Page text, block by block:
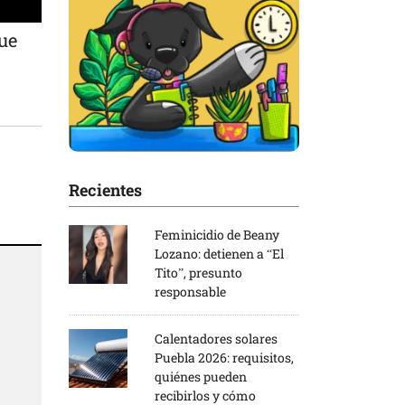
Recientes
Feminicidio de Beany
Lozano: detienen a “El
Tito”, presunto
responsable
Calentadores solares
Puebla 2026: requisitos,
quiénes pueden
recibirlos y cómo